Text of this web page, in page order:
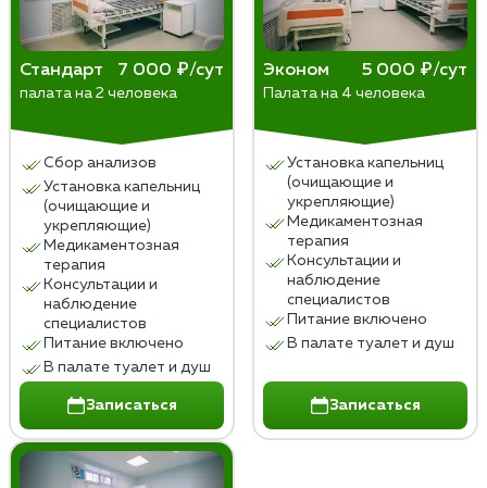
Стандарт 7 000 ₽/сут
палата на 2 человека
Сбор анализов
Установка капельниц
(очищающие и
укрепляющие)
Медикаментозная
терапия
Консультации и
наблюдение
специалистов
Питание включено
В палате туалет и душ
Записаться
Эконом 5 000 ₽/сут
Палата на 4 человека
Установка капельниц
(очищающие и
укрепляющие)
Медикаментозная
терапия
Консультации и
наблюдение
специалистов
Питание включено
В палате туалет и душ
Записаться